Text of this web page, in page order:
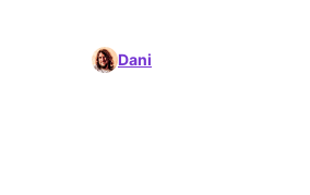
Dani